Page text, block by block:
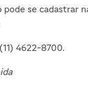
se cadastrar
4622-8700.